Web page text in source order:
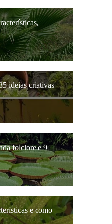
ideias criativas
folclore e 9
e como